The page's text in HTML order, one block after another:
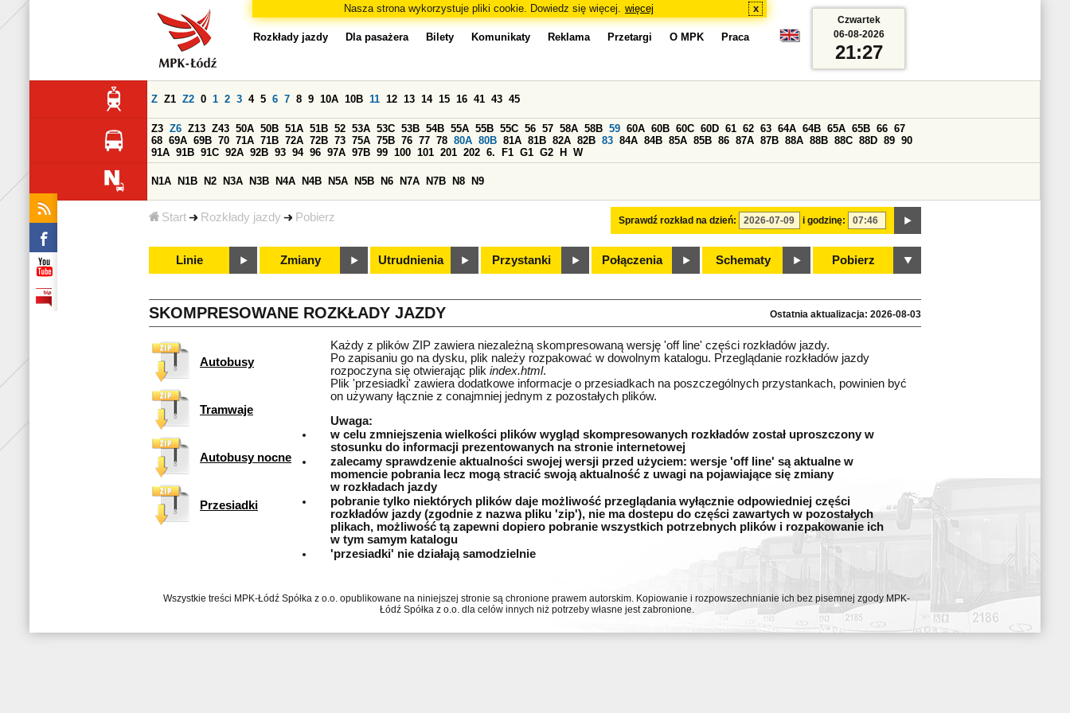
Nasza strona wykorzystuje pliki cookie. Dowiedz się więcej. więcej x
Start Rozkłady jazdy Pobierz
Rozkłady jazdy Dla pasażera Bilety Komunikaty Reklama Przetargi O MPK Praca
Sprawdź rozkład na dzień: i godzinę:
Z Z1 Z2 0 1 2 3 4 5 6 7 8 9 10A 10B 11 12 13 14 15 16 41 43 45
Z3 Z6 Z13 Z43 50A 50B 51A 51B 52 53A 53C 53B 54B 55A 55B 55C 56 57 58A 58B 59 60A 60B 60C 60D 61 62 63 64A 64B 65A 65B 66 67
68 69A 69B 70 71A 71B 72A 72B 73 75A 75B 76 77 78 80A 80B 81A 81B 82A 82B 83 84A 84B 85A 85B 86 87A 87B 88A 88B 88C 88D 89 90
91A 91B 91C 92A 92B 93 94 96 97A 97B 99 100 101 201 202 6. F1 G1 G2 H W
N1A N1B N2 N3A N3B N4A N4B N5A N5B N6 N7A N7B N8 N9
Linie Zmiany Utrudnienia Przystanki Połączenia Schematy Pobierz
Czwartek
06-08-2026
21:27
SKOMPRESOWANE ROZKŁADY JAZDY Ostatnia aktualizacja: 2026-08-03
Autobusy
Tramwaje
Autobusy nocne
Przesiadki
Każdy z plików ZIP zawiera niezależną skompresowaną wersję 'off line' części rozkładów jazdy.
Po zapisaniu go na dysku, plik należy rozpakować w dowolnym katalogu. Przeglądanie rozkładów jazdy
rozpoczyna się otwierając plik index.html.
Plik 'przesiadki' zawiera dodatkowe informacje o przesiadkach na poszczególnych przystankach, powinien być
on używany łącznie z conajmniej jednym z pozostałych plików.
Uwaga:
w celu zmniejszenia wielkości plików wygląd skompresowanych rozkładów został uproszczony w
stosunku do informacji prezentowanych na stronie internetowej
zalecamy sprawdzenie aktualności swojej wersji przed użyciem: wersje 'off line' są aktualne w
momencie pobrania lecz mogą stracić swoją aktualność z uwagi na pojawiające się zmiany
w rozkładach jazdy
pobranie tylko niektórych plików daje możliwość przeglądania wyłącznie odpowiedniej części
rozkładów jazdy (zgodnie z nazwa pliku 'zip'), nie ma dostepu do części zawartych w pozostałych
plikach, możliwość tą zapewni dopiero pobranie wszystkich potrzebnych plików i rozpakowanie ich
w tym samym katalogu
'przesiadki' nie działają samodzielnie
Wszystkie treści MPK-Łódź Spółka z o.o. opublikowane na niniejszej stronie są chronione prawem autorskim. Kopiowanie i rozpowszechnianie ich bez pisemnej zgody MPK-
Łódź Spółka z o.o. dla celów innych niż potrzeby własne jest zabronione.